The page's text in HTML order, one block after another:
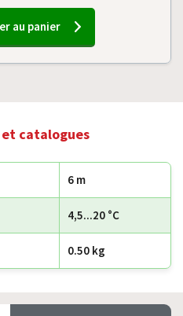
au panier
catalogues
6 m
4,5...20 °C
0.50 kg